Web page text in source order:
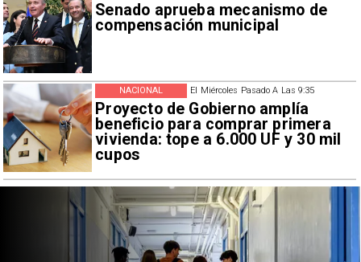
Senado aprueba mecanismo de
compensación municipal
El Miércoles Pasado A Las 9:35
Proyecto de Gobierno amplía
beneficio para comprar primera
vivienda: tope a 6.000 UF y 30 mil
cupos
NACIONAL